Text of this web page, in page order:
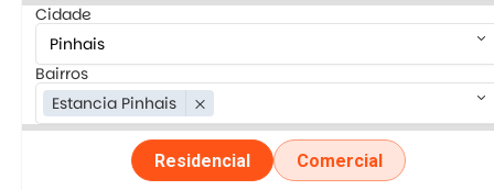
Cidade
keyboard_arrow_down
Bairros
Estancia Pinhais
close keyboard_arrow_down
Residencial Comercial